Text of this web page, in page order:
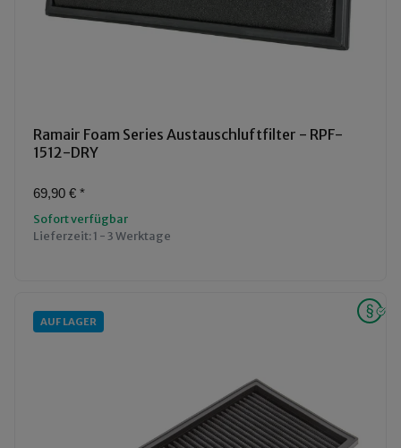
Ramair Foam Series Austauschluftfilter - RPF-
1512-DRY
69,90 € *
Sofort verfügbar
Lieferzeit:1 - 3 Werktage
AUF LAGER